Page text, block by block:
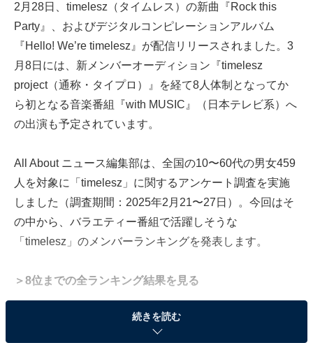
2月28日、timelesz（タイムレス）の新曲『Rock this
Party』、およびデジタルコンピレーションアルバム
『Hello! We’re timelesz』が配信リリースされました。3
月8日には、新メンバーオーディション『timelesz
project（通称・タイプロ）』を経て8人体制となってか
ら初となる音楽番組『with MUSIC』（日本テレビ系）へ
の出演も予定されています。
All About ニュース編集部は、全国の10〜60代の男女459
人を対象に「timelesz」に関するアンケート調査を実施
しました（調査期間：2025年2月21〜27日）。今回はそ
の中から、バラエティー番組で活躍しそうな
「timelesz」のメンバーランキングを発表します。
＞8位までの全ランキング結果を見る
オールアバウトに還元されることがあります。
続きを読む